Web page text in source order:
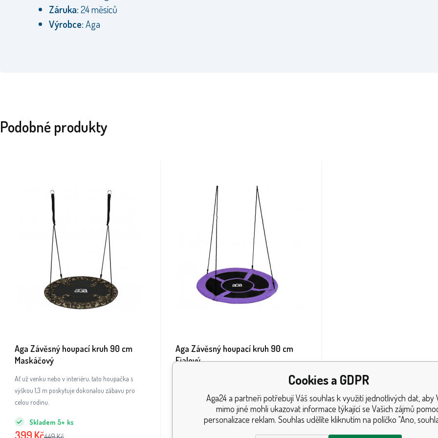
Záruka:24 měsíců
Výrobce:Aga
Podobné produkty
Aga Závěsný houpací kruh 90 cm
Maskáčový
Ať už venku nebo v interiéru, tato houpačka s
výškou 1,3 m poskytuje dokonalou zábavu pro
celou rodinu.
Skladem 5+ ks
399 Kč
Aga Závěsný houpací kruh 90 cm
Fialový
Ať už venku nebo v interiéru, tato houpačka s
celou rodinu.
Skladem 1 ks
Cookies a GDPR
Aga24 a partneři potřebují Váš souhlas k využití jednotlivých dat, aby
mimo jiné mohli ukazovat informace týkající se Vašich zájmů
personalizace reklam. Souhlas udělíte kliknutím na políčko "Ano,